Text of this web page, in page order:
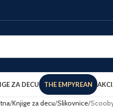
ZA DECU THE EMPYREAN
Knjige za decu Slikovnice